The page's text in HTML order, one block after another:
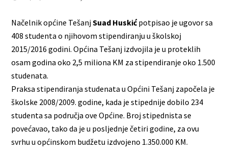
Načelnik općine TešanjSuad Huskićpotpisao je ugovor sa
408 studenta o njihovom stipendiranju u školskoj
2015/2016 godini. Općina Tešanj izdvojila je u proteklih
osam godina oko 2,5 miliona KM za stipendiranje oko 1.500
studenata.
Praksa stipendiranja studenata u Općini Tešanj započela je
školske 2008/2009. godine, kada je stipednije dobilo 234
studenta sa područja ove Općine. Broj stipednista se
povećavao, tako da je u posljednje četiri godine, za ovu
svrhu u općinskom budžetu izdvojeno 1.350.000 KM.